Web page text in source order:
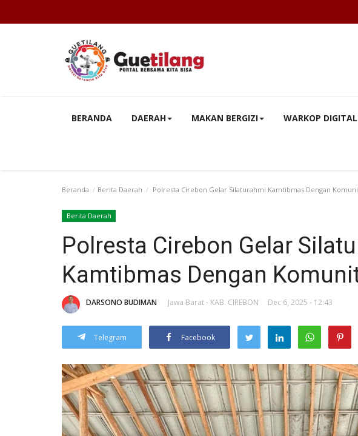
BERANDA DAERAH MAKAN BERGIZI WARKOP DIGITAL
Beranda Berita Daerah Polresta Cirebon Gelar Silaturahmi Kamtibmas Dengan
Berita Daerah
Polresta Cirebon Gelar
Kamtibmas Dengan
DARSONO BUDIMAN Jawa Barat - KAB. CIREBON Dec 6, 2025 - 12:43
Telegram Facebook